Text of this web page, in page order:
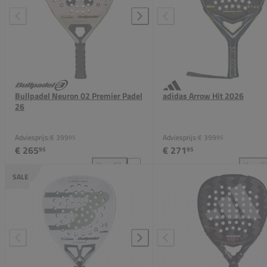
Bullpadel Neuron 02 Premier Padel
26
Adviesprijs:€ 39995
€ 26595
Vergelijk
Bullpadel Neuron 02 Premier Padel 26 toevoegen
adidas Arrow Hit 2026
Adviesprijs:€ 39995
€ 27195
SALE